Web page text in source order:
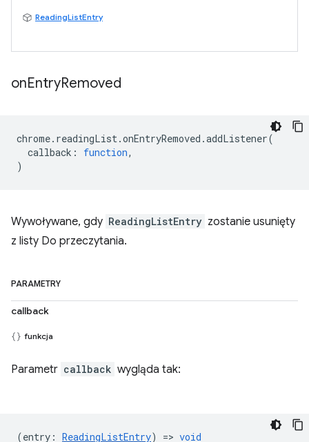
ReadingListEntry
onEntryRemoved
chrome. readingList .onEntryRemoved .addListener(
callback : function,
)
Wywoływane, gdy ReadingListEntry zostanie usunięty
z listy Do przeczytania.
PARAMETRY
callback
funkcja
Parametr callback wygląda tak:
(entry : ReadingListEntry) => void